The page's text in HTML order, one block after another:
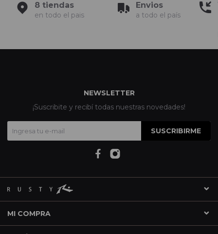
8 tiendas
en todo el pais
Envios
a todo el país
MI COMPRA
NEWSLETTER
¡Suscribite y recibí todas nuestras novedades!
SUSCRIBIRME